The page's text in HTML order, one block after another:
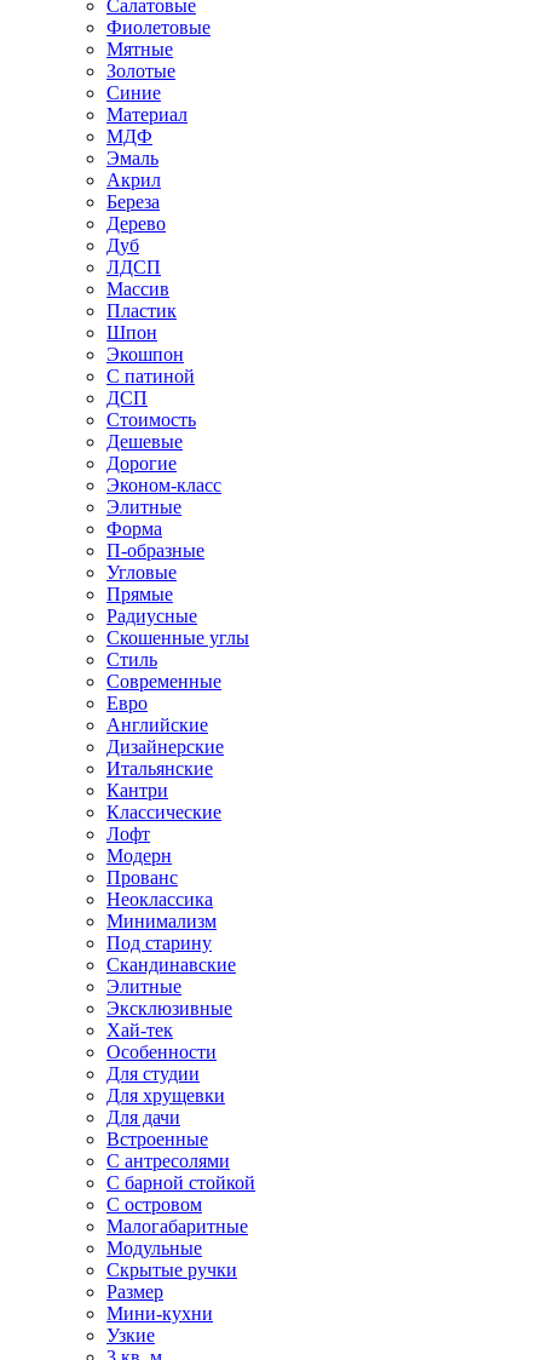
Салатовые
Фиолетовые
Мятные
Золотые
Синие
Материал
МДФ
Эмаль
Акрил
Береза
Дерево
Дуб
ЛДСП
Массив
Пластик
Шпон
Экошпон
С патиной
ДСП
Стоимость
Дешевые
Дорогие
Эконом-класс
Элитные
Форма
П-образные
Угловые
Прямые
Радиусные
Скошенные углы
Стиль
Современные
Евро
Английские
Дизайнерские
Итальянские
Кантри
Классические
Лофт
Модерн
Прованс
Неоклассика
Минимализм
Под старину
Скандинавские
Элитные
Эксклюзивные
Хай-тек
Особенности
Для студии
Для хрущевки
Для дачи
Встроенные
С антресолями
С барной стойкой
С островом
Малогабаритные
Модульные
Скрытые ручки
Размер
Мини-кухни
Узкие